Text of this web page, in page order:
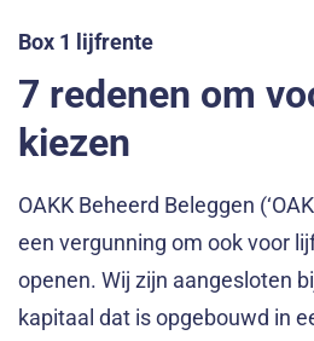
Box 1 lijfrente
7 redenen om
kiezen
OAKK Beheerd Beleggen
een vergunning om ook voor
openen. Wij zijn aangesloten
kapitaal dat is opgebouwd in